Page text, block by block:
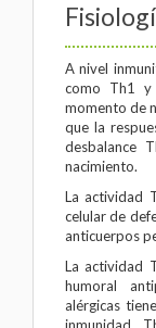
A nivel
como Th1
momento de
que la
desbalance
nacimiento.
La actividad
celular de
anticuerpos
La actividad
humoral
alérgicas